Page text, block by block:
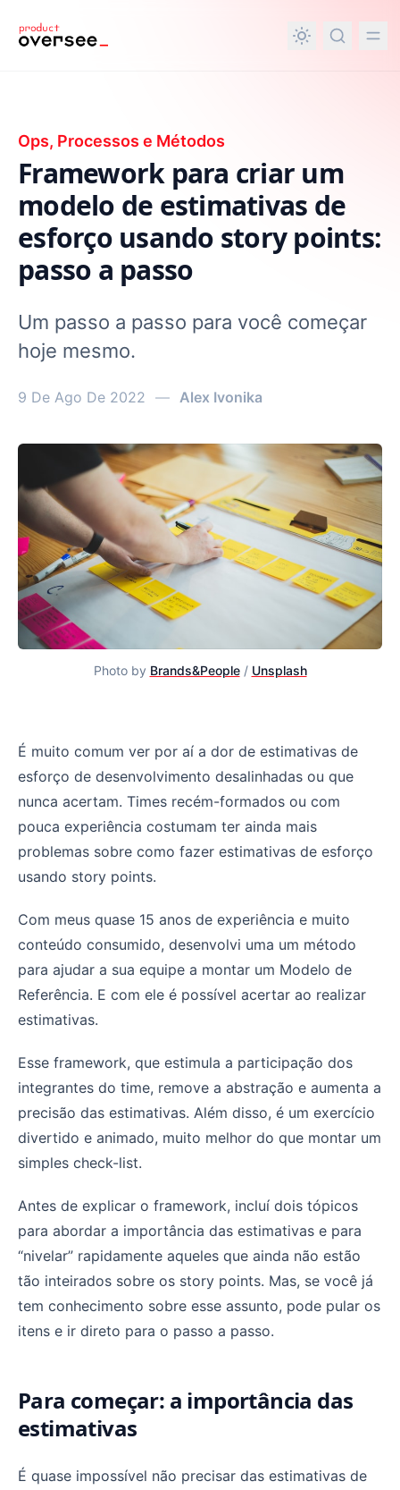
principal
Ops, Processos e Métodos
Framework para criar um
modelo de estimativas de
esforço usando story points:
passo a passo
Um passo a passo para você começar
hoje mesmo.
9 De Ago De 2022 — Alex Ivonika
Photo by Brands&People/ Unsplash
Framework para criar um modelo de estimativas de
É muito comum ver por aí a dor de estimativas de
esforço de desenvolvimento desalinhadas ou que
nunca acertam. Times recém-formados ou com
pouca experiência costumam ter ainda mais
problemas sobre como fazer estimativas de esforço
usando story points.
Com meus quase 15 anos de experiência e muito
conteúdo consumido, desenvolvi uma um método
para ajudar a sua equipe a montar um Modelo de
Referência. E com ele é possível acertar ao realizar
estimativas.
Esse framework, que estimula a participação dos
integrantes do time, remove a abstração e aumenta a
precisão das estimativas. Além disso, é um exercício
divertido e animado, muito melhor do que montar um
simples check-list.
Antes de explicar o framework, incluí dois tópicos
para abordar a importância das estimativas e para
“nivelar” rapidamente aqueles que ainda não estão
tão inteirados sobre os story points. Mas, se você já
tem conhecimento sobre esse assunto, pode pular os
itens e ir direto para o passo a passo.
Para começar: a importância das
estimativas
É quase impossível não precisar das estimativas de